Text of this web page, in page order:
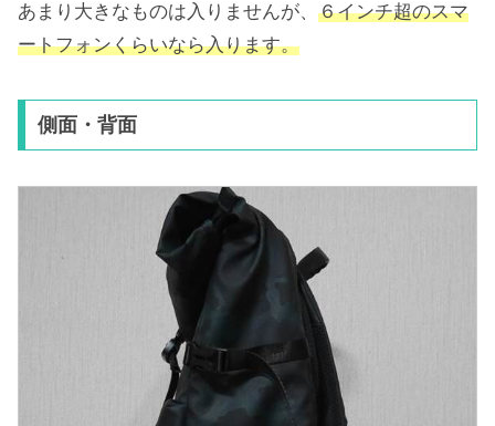
あまり大きなものは入りませんが、 ６インチ超のスマ
ートフォンくらいなら入ります。
側面・背面